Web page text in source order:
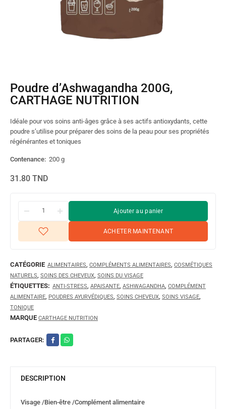
Poudre d’Ashwagandha 200G,
CARTHAGE NUTRITION
Idéale pour vos soins anti-âges grâce à ses actifs antioxydants, cette
poudre s’utilise pour préparer des soins de la peau pour ses propriétés
régénérantes et toniques
Contenance: 200 g
31.80 TND
Ajouter au panier
ACHETER MAINTENANT
CATÉGORIE ALIMENTAIRES, COMPLÉMENTS ALIMENTAIRES, COSMÉTIQUES
NATURELS, SOINS DES CHEVEUX, SOINS DU VISAGE
ÉTIQUETTES: ANTI-STRESS, APAISANTE, ASHWAGANDHA, COMPLÉMENT
ALIMENTAIRE, POUDRES AYURVÉDIQUES, SOINS CHEVEUX, SOINS VISAGE,
TONIQUE
MARQUE CARTHAGE NUTRITION
PARTAGER:
DESCRIPTION
Visage /Bien-être /Complément alimentaire